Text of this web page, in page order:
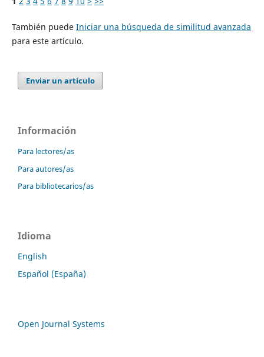
También puede Iniciar una búsqueda de similitud avanzada
para este artículo.
Enviar un artículo
Información
Para lectores/as
Para autores/as
Para bibliotecarios/as
Idioma
English
Español (España)
Open Journal Systems